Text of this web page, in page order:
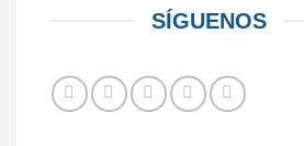
SÍGUENOS